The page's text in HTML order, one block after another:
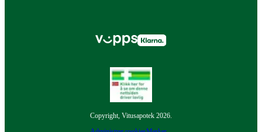
Copyright, Vitusapotek 2026.